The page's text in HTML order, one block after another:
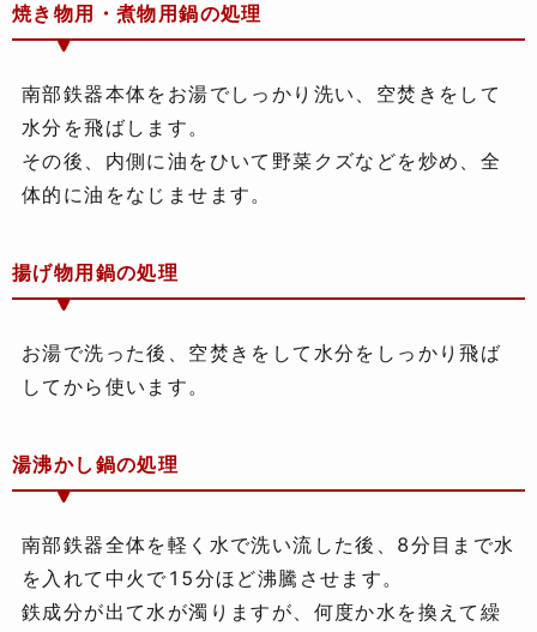
焼き物用・煮物用鍋の処理
南部鉄器本体をお湯でしっかり洗い、空焚きをして
水分を飛ばします。
その後、内側に油をひいて野菜クズなどを炒め、全
体的に油をなじませます。
揚げ物用鍋の処理
お湯で洗った後、空焚きをして水分をしっかり飛ば
してから使います。
湯沸かし鍋の処理
南部鉄器全体を軽く水で洗い流した後、8分目まで水
を入れて中火で15分ほど沸騰させます。
鉄成分が出て水が濁りますが、何度か水を換えて繰